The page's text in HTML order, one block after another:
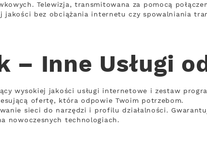
Telewizja, transmitowana za pomocą
jakości bez obciążania internetu czy spowalniania
– Inne Usługi
wysokiej jakości usługi internetowe i zestaw
ofertę, która odpowie Twoim potrzebom.
sieci do narzędzi i profilu działalności.
nowoczesnych technologiach.